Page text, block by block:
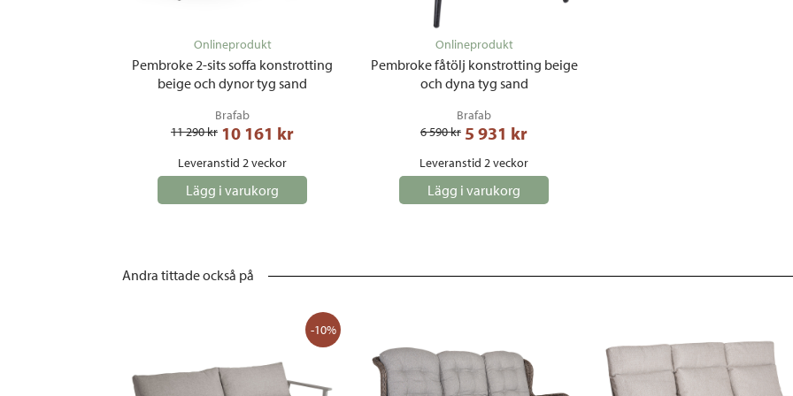
Pembroke 2-sits soffa konstrotting
beige och dynor tyg sand
Onlineprodukt
Brafab
11 290 kr 10 161 kr
Leveranstid 2 veckor
Lägg i varukorg
Pembroke fåtölj konstrotting beige
och dyna tyg sand
Onlineprodukt
Brafab
6 590 kr 5 931 kr
Leveranstid 2 veckor
Lägg i varukorg
Andra tittade också på
-10%